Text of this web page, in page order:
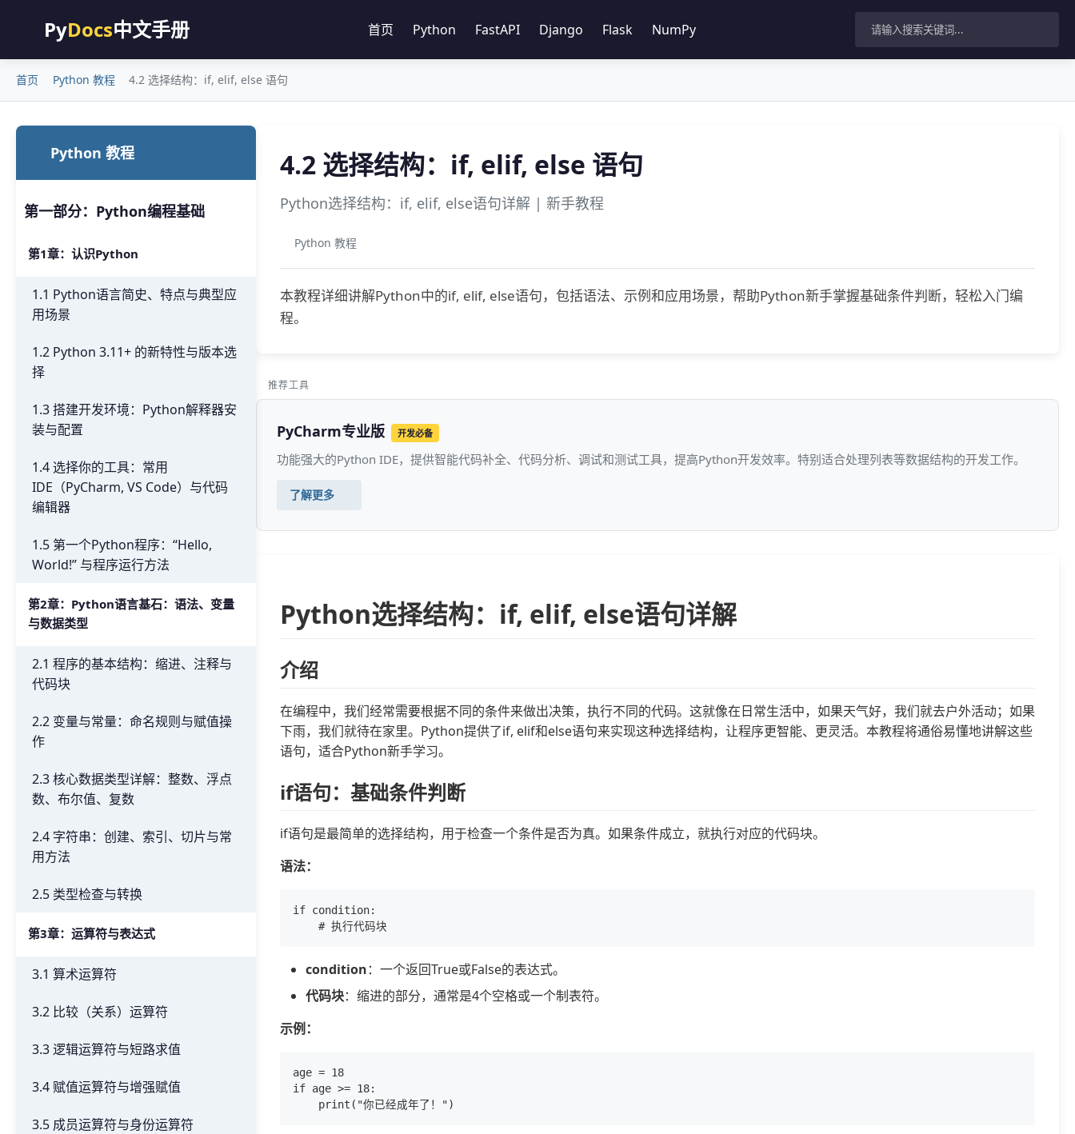
PyDocs中文手册 首页 Python FastAPI Django Flask NumPy
首页 Python 教程 4.2 选择结构：if, elif, else 语句
Python 教程
第一部分：Python编程基础
第1章：认识Python
1.1 Python语言简史、特点与典型应
用场景
1.2 Python 3.11+ 的新特性与版本选
择
1.3 搭建开发环境：Python解释器安
装与配置
1.4 选择你的工具：常用
IDE（PyCharm, VS Code）与代码
编辑器
1.5 第一个Python程序：“Hello,
World!” 与程序运行方法
第2章：Python语言基石：语法、变量
与数据类型
2.1 程序的基本结构：缩进、注释与
代码块
2.2 变量与常量：命名规则与赋值操
作
2.3 核心数据类型详解：整数、浮点
数、布尔值、复数
2.4 字符串：创建、索引、切片与常
用方法
2.5 类型检查与转换
第3章：运算符与表达式
3.1 算术运算符
3.2 比较（关系）运算符
3.3 逻辑运算符与短路求值
3.4 赋值运算符与增强赋值
3.5 成员运算符与身份运算符
4.2 选择结构：if, elif, else 语句
Python选择结构：if, elif, else语句详解 | 新手教程
Python 教程
本教程详细讲解Python中的if, elif, else语句，包括语法、示例和应用场景，帮助Python新手掌握基础条件判断，轻松入门编
程。
推荐工具
PyCharm专业版 开发必备
功能强大的Python IDE，提供智能代码补全、代码分析、调试和测试工具，提高Python开发效率。特别适合处理列表等数据结构的开发工作。
了解更多
Python选择结构：if, elif, else语句详解
介绍
在编程中，我们经常需要根据不同的条件来做出决策，执行不同的代码。这就像在日常生活中，如果天气好，我们就去户外活动；如果
下雨，我们就待在家里。Python提供了if, elif和else语句来实现这种选择结构，让程序更智能、更灵活。本教程将通俗易懂地讲解这些
语句，适合Python新手学习。
if语句：基础条件判断
if语句是最简单的选择结构，用于检查一个条件是否为真。如果条件成立，就执行对应的代码块。
语法：
if condition:
condition：一个返回True或False的表达式。
代码块：缩进的部分，通常是4个空格或一个制表符。
示例：
age = 18
if age >= 18: